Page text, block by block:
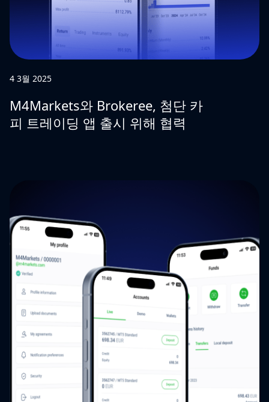
4 3월 2025
M4Markets와 Brokeree, 첨단 카
피 트레이딩 앱 출시 위해 협력